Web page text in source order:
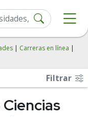
| Carreras en línea |
Filtrar